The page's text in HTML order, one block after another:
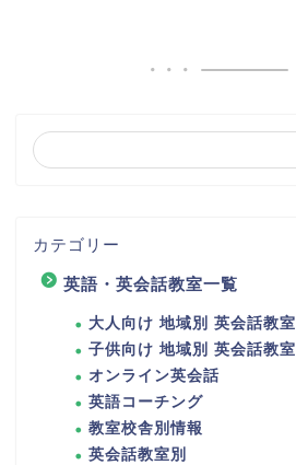
カテゴリー
英語・英会話教室一覧
大人向け 地域別 英会話教室
子供向け 地域別 英会話教室
オンライン英会話
英語コーチング
教室校舎別情報
英会話教室別